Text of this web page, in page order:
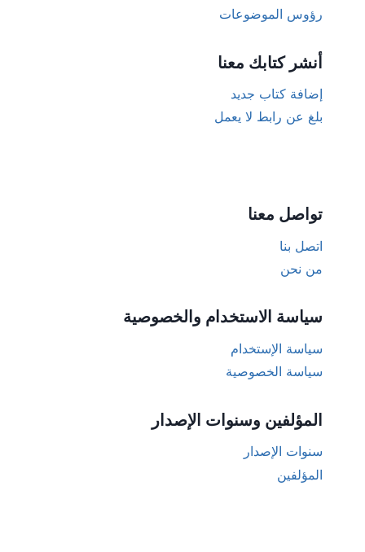
رؤوس الموضوعات
أنشر كتابك معنا
إضافة كتاب جديد
بلغ عن رابط لا يعمل
تواصل معنا
اتصل بنا
من نحن
سياسة الاستخدام والخصوصية
سياسة الإستخدام
سياسة الخصوصية
المؤلفين وسنوات الإصدار
سنوات الإصدار
المؤلفين